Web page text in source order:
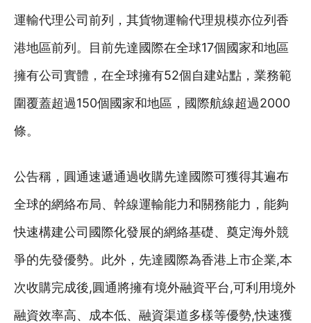
運輸代理公司前列，其貨物運輸代理規模亦位列香
港地區前列。目前先達國際在全球17個國家和地區
擁有公司實體，在全球擁有52個自建站點，業務範
圍覆蓋超過150個國家和地區，國際航線超過2000
條。
公告稱，圓通速遞通過收購先達國際可獲得其遍布
全球的網絡布局、幹線運輸能力和關務能力，能夠
快速構建公司國際化發展的網絡基礎、奠定海外競
爭的先發優勢。此外，先達國際為香港上市企業,本
次收購完成後,圓通將擁有境外融資平台,可利用境外
融資效率高、成本低、融資渠道多樣等優勢,快速獲